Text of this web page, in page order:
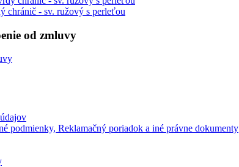
chránič - sv. ružový s perleťou
od zmluvy
podmienky, Reklamačný poriadok a iné právne dokumenty